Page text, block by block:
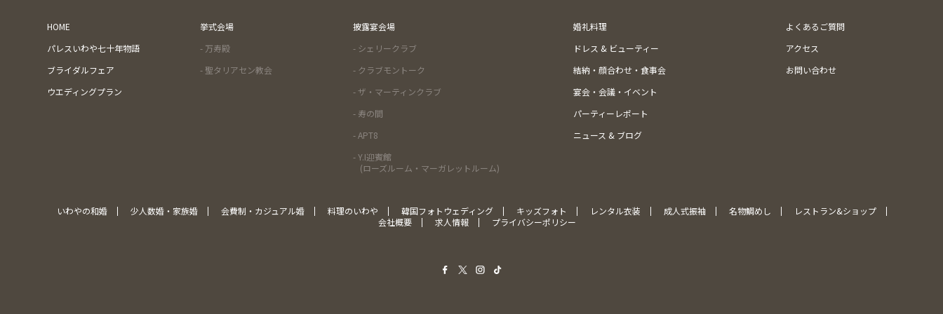
HOME
パレスいわや七十年物語
ブライダルフェア
ウエディングプラン
挙式会場
- 万寿殿
- 聖タリアセン教会
披露宴会場
- シェリークラブ
- クラブモントーク
- ザ・マーティンクラブ
- 寿の間
- APT8
- Y.I迎賓館
(ローズルーム・マーガレットルーム)
婚礼料理
ドレス & ビューティー
結納・顔合わせ・食事会
宴会・会議・イベント
パーティーレポート
ニュース & ブログ
よくあるご質問
アクセス
お問い合わせ
いわやの和婚 少人数婚・家族婚 会費制・カジュアル婚 料理のいわや 韓国フォトウェディング キッズフォト レンタル衣装 成人式振袖 名物鯛めし
レストラン&ショップ
会社概要
求人情報 プライバシーポリシー